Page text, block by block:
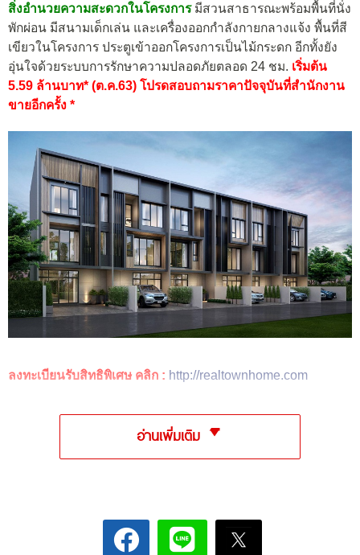
สิ่งอำนวยความสะดวกในโครงการ มีสวนสาธารณะพร้อมพื้นที่นั่ง
พักผ่อน มีสนามเด็กเล่น และเครื่องออกกำลังกายกลางแจ้ง พื้นที่สี
เขียวในโครงการ ประตูเข้าออกโครงการเป็นไม้กระดก อีกทั้งยัง
อุ่นใจด้วยระบบการรักษาความปลอดภัยตลอด 24 ชม. เริ่มต้น
5.59 ล้านบาท* (ต.ค.63) โปรดสอบถามราคาปัจจุบันที่สำนักงาน
ขายอีกครั้ง *
ลงทะเบียนรับสิทธิพิเศษ คลิก : http://realtownhome.com
อ่านเพิ่มเติม